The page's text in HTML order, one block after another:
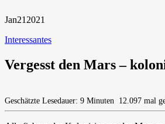
Jan21 2021
Interessantes
Vergesst den Mars –
Geschätzte Lesedauer: 9 Minuten 12.097 mal